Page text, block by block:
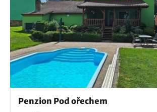
Penzion Pod ořechem